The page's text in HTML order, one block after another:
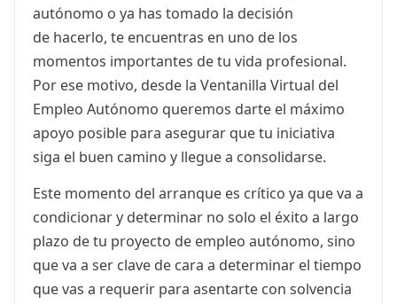
autónomo o ya has tomado la decisión
de hacerlo, te encuentras en uno de los
momentos importantes de tu vida profesional.
Por ese motivo, desde la Ventanilla Virtual del
Empleo Autónomo queremos darte el máximo
apoyo posible para asegurar que tu iniciativa
siga el buen camino y llegue a consolidarse.
Este momento del arranque es crítico ya que va a
condicionar y determinar no solo el éxito a largo
plazo de tu proyecto de empleo autónomo, sino
que va a ser clave de cara a determinar el tiempo
que vas a requerir para asentarte con solvencia